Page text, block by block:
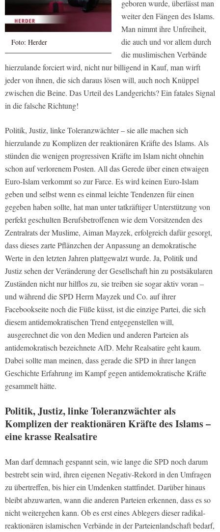
Foto: Herder
geboren wurde, überlässt man
weiter den Fängen des Islams.
Man nimmt ihre Unfreiheit,
die auch und vor allem durch
die muslimischen Verbände
hierzulande forciert wird, nicht nur billigend in Kauf, man wirft
jeder von ihnen, die sich daraus lösen will, auch noch Knüppel
zwischen die Beine. Das Urteil des Landgerichts? Ein fatales Signal
in die falsche Richtung!
Politik, Justiz, linke Toleranzwächter – sie alle machen sich
hierzulande zu Komplizen der reaktionären Kräfte des Islams. Als
stünden die wenigen progressiven Kräfte im Islam nicht ohnehin
schon auf verlorenem Posten. All das Gerede über einen etwaigen
Euro-Islam verkommt so zur Farce. Es wird keinen Euro-Islam
geben und selbst wenn es einmal leichte Tendenzen für einen
gegeben haben sollte, hat man unter tatkräftiger Unterstützung von
perfekt geschulten Berufsbetroffenen wie dem Vorsitzenden des
Zentralrats der Muslime, Aiman Mayzek, erfolgreich dafür gesorgt,
dass dieses zarte Pflänzchen der Anpassung an demokratische
Werte in den letzten Jahren plattgewalzt wurde. Ja, Politik und
Justiz sehen der Veränderung der Gesellschaft hin zu postsäkularen
Zuständen nicht nur hilflos zu, sie treiben sie sogar aktiv voran –
und während die SPD Herrn Mayzek und Co. auf ihrer
Facebookseite noch die Füße küsst, ist die einzige Partei, die sich
diesem antidemokratischen Trend entgegenstellen will,
ausgerechnet die von den Medien und anderen Parteien als
antidemokratisch bezeichnete AfD. Mehr Realsatire geht kaum.
Dabei sollte man meinen, dass gerade die SPD in ihrer langen
Geschichte Erfahrung im Kampf gegen antidemokratische Kräfte
gesammelt hätte.
Politik, Justiz, linke Toleranzwächter als
Komplizen der reaktionären Kräfte des Islams –
eine krasse Realsatire
Man darf demnach gespannt sein, wie lange die SPD noch darum
bestrebt sein wird, ihren eigenen Negativ-Rekord in den Umfragen
zu übertreffen, bis hier ein Umdenken stattfindet. Darüber hinaus
bleibt abzuwarten, wann die anderen Parteien erkennen, dass es so
nicht weitergehen kann. Ob es erst eines Ablegers dieser radikal-
reaktionären islamischen Verbände in der Parteienlandschaft bedarf,